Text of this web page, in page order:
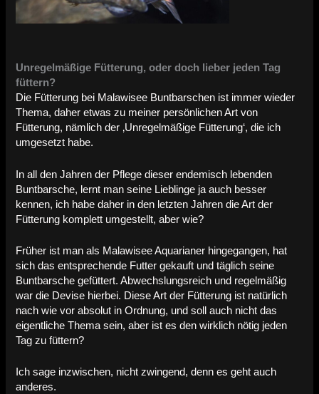
Unregelmäßige Fütterung, oder doch lieber jeden Tag
füttern?
Die Fütterung bei Malawisee Buntbarschen ist immer wieder
Thema, daher etwas zu meiner persönlichen Art von
Fütterung, nämlich der ‚Unregelmäßige Fütterung‘, die ich
umgesetzt habe.
In all den Jahren der Pflege dieser endemisch lebenden
Buntbarsche, lernt man seine Lieblinge ja auch besser
kennen, ich habe daher in den letzten Jahren die Art der
Fütterung komplett umgestellt, aber wie?
Früher ist man als Malawisee Aquarianer hingegangen, hat
sich das entsprechende Futter gekauft und täglich seine
Buntbarsche gefüttert. Abwechslungsreich und regelmäßig
war die Devise hierbei. Diese Art der Fütterung ist natürlich
nach wie vor absolut in Ordnung, und soll auch nicht das
eigentliche Thema sein, aber ist es den wirklich nötig jeden
Tag zu füttern?
Ich sage inzwischen, nicht zwingend, denn es geht auch
anderes.